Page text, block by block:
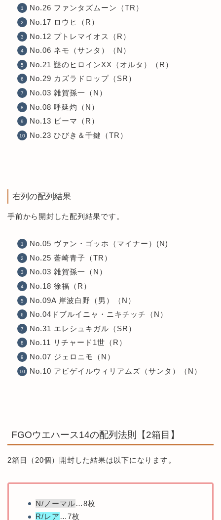
No.26 ファンタズムーン（TR）
No.17 ロウヒ（R）
No.12 プトレマイオス（R）
No.06 ネモ（サンタ）（N）
No.21 謎のヒロインXX（オルタ）（R）
No.29 カズラドロップ（SR）
No.03 雑賀孫一（N）
No.08 呼延灼（N）
No.13 ビーマ（R）
No.23 ひびき＆千鍵（TR）
右列の配列結果
手前から開封した配列結果です。
No.05 ヴァン・ゴッホ（マイナー）(N)
No.25 蒼崎青子（TR）
No.03 雑賀孫一（N）
No.18 徐福（R）
No.09A 岸波白野（男）（N）
No.04ドブルイニャ・ニキチッチ（N）
No.31 エレシュキガル（SR）
No.11 リチャード1世（R）
No.07 ジェロニモ（N）
No.10 アビゲイルウィリアムズ（サンタ）（N）
FGOウエハース14の配列法則【2箱目】
2箱目（20個）開封した結果は以下になります。
N/ノーマル…8枚
R/レア …7枚